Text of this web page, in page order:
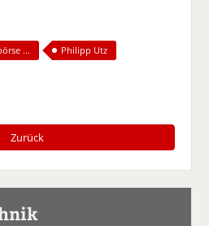
...
Philipp Utz
Zurück